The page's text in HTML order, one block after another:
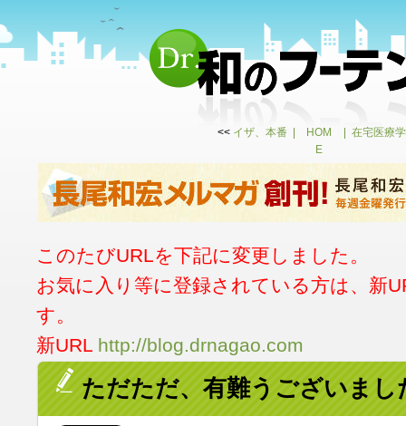
<< イザ、本番
HOM
E
在宅医療
このたびURLを下記に変更しました。
お気に入り等に登録されている方は、新
す。
新URL http://blog.drnagao.com
ただただ、有難うございまし